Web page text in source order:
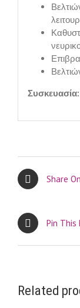
Συσκευασία:
Share
Pin This
Related